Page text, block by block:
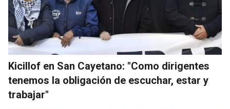
Kicillof en San Cayetano: "Como dirigentes
tenemos la obligación de escuchar, estar y
trabajar"